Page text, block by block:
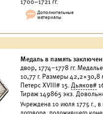
1700–1721 гг.
Медаль в память
двор, 1774–1778 гг.
10,77 г. Размеры
Петерс XVIII# 15. Дьяков#
Тираж 149865 экз.
Учреждена 10 июля 1775 г.,